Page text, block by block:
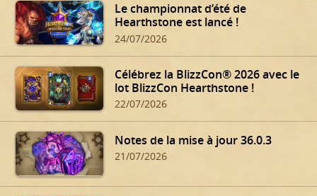
Le championnat d’été de
Hearthstone est lancé !
24/07/2026
Célébrez la BlizzCon® 2026 avec le
lot BlizzCon Hearthstone !
22/07/2026
Notes de la mise à jour 36.0.3
21/07/2026